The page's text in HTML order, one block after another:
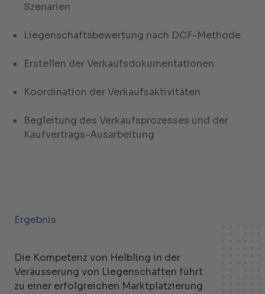
Szenarien
Liegenschaftsbewertung nach DCF-Methode
Erstellen der Verkaufsdokumentationen
Koordination der Verkaufsaktivitäten
Begleitung des Verkaufsprozesses und der
Kaufvertrags-Ausarbeitung
Ergebnis
Die Kompetenz von Helbling in der
Veräusserung von Liegenschaften führt
zu einer erfolgreichen Marktplatzierung